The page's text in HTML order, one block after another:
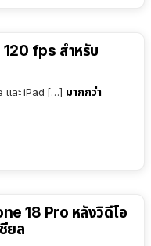
120 fps สำหรับ
และ iPad […] มากกว่า
18 Pro หลังวิดีโอ
ยล